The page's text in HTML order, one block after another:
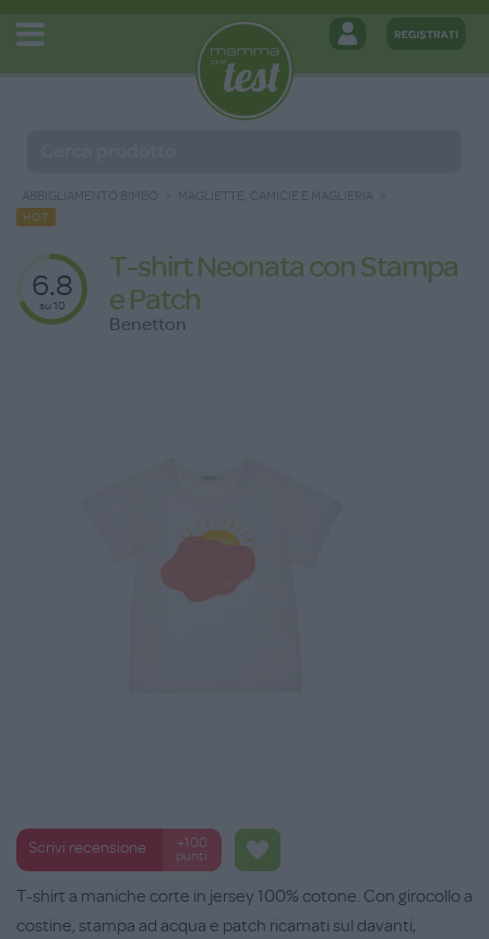
ABBIGLIAMENTO BIMBO MAGLIETTE, CAMICIE E MAGLIERIA
HOT
6.8
su 10
T-shirt Neonata con Stampa
e Patch
Benetton
Scrivi recensione
+100
punti
T-shirt a maniche corte in jersey 100% cotone. Con girocollo a
costine, stampa ad acqua e patch ricamati sul davanti,